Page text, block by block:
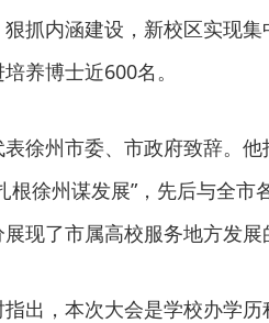
抓内涵建设，新校区实现
养博士近600名。
徐州市委、市政府致辞。
根徐州谋发展”，先后与全
现了市属高校服务地方发展
出，本次大会是学校办学